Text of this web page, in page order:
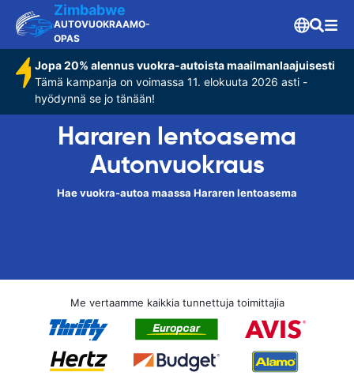
Zimbabwe
AUTOVUOKRAAMO-
OPAS
Jopa 20% alennus vuokra-autoista maailmanlaajuisesti
Tämä kampanja on voimassa 11. elokuuta 2026 asti -
hyödynnä se jo tänään!
Hararen lentoasema
Autonvuokraus
Hae vuokra-autoa maassa Hararen lentoasema
Me vertaamme kaikkia tunnettuja toimittajia